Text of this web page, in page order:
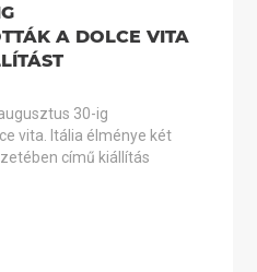
A DOLCE VITA
30-ig
vita. Itália élménye két
című kiállítás